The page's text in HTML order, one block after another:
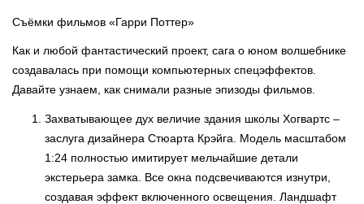
Съёмки фильмов «Гарри Поттер»
Как и любой фантастический проект, сага о юном волшебнике
создавалась при помощи компьютерных спецэффектов.
Давайте узнаем, как снимали разные эпизоды фильмов.
Захватывающее дух величие здания школы Хогвартс –
заслуга дизайнера Стюарта Крэйга. Модель масштабом
1:24 полностью имитирует мельчайшие детали
экстерьера замка. Все окна подсвечиваются изнутри,
создавая эффект включенного освещения. Ландшафт